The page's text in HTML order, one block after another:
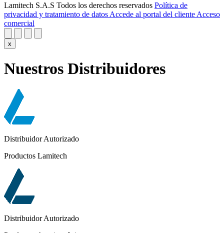
Lamitech S.A.S Todos los derechos reservados Política de
privacidad y tratamiento de datos Accede al portal del cliente Acceso
comercial
x
Nuestros Distribuidores
Distribuidor Autorizado
Productos Lamitech
Distribuidor Autorizado